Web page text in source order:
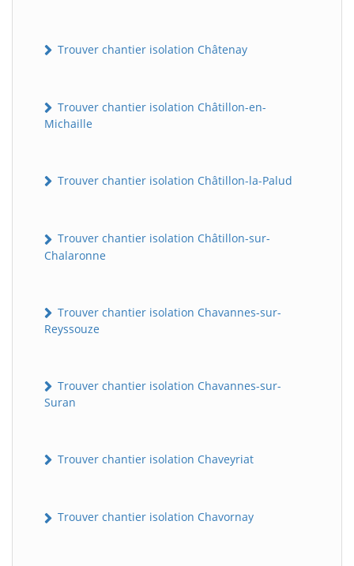
Trouver chantier isolation Châtenay
Trouver chantier isolation Châtillon-en-
Michaille
Trouver chantier isolation Châtillon-la-Palud
Trouver chantier isolation Châtillon-sur-
Chalaronne
Trouver chantier isolation Chavannes-sur-
Reyssouze
Trouver chantier isolation Chavannes-sur-
Suran
Trouver chantier isolation Chaveyriat
Trouver chantier isolation Chavornay